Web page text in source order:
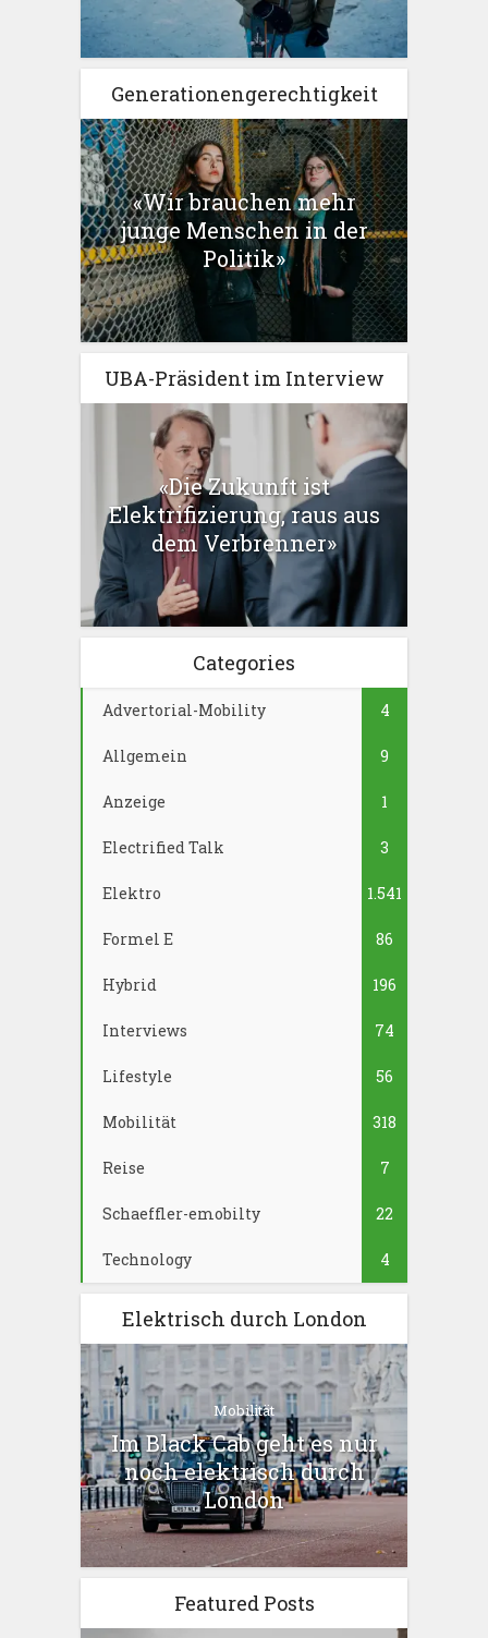
Generationengerechtigkeit
«Wir brauchen mehr
junge Menschen in der
Politik»
UBA-Präsident im Interview
«Die Zukunft ist
Elektrifizierung, raus aus
dem Verbrenner»
Categories
Advertorial-Mobility 4
Allgemein 9
Anzeige 1
Electrified Talk 3
Elektro 1.541
Formel E 86
Hybrid 196
Interviews 74
Lifestyle 56
Mobilität 318
Reise 7
Schaeffler-emobilty 22
Technology 4
Elektrisch durch London
Mobilität
Im Black Cab geht es nur
noch elektrisch durch
London
Featured Posts